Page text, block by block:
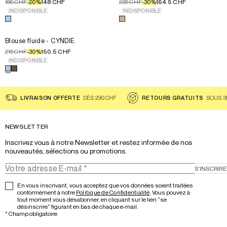
T3
T4
185 CHF-20%148 CHF
INDISPONIBLE
Choisissez une couleur pour le produit
38
40
235 CHF-30%164.5 CHF
INDISPONIBLE
Choisissez une couleur pour
Choisissez la taille pour le produit
T1
T2
T3
T4
Blouse fluide - CYNDIE
215 CHF-30%150.5 CHF
INDISPONIBLE
Choisissez une couleur pour le produit
LIVRAISON OFFERTE DÈS 290 CHF RETOURS GRATUITS SOUS
NEWSLETTER
Inscrivez vous à notre Newsletter et restez informée de nos
nouveautés, sélections ou promotions.
En vous inscrivant, vous acceptez que vos données soient traitées
conformément à notre Politique de Confidentialité. Vous pouvez à
tout moment vous désabonner, en cliquant sur le lien "se
désinscrire" figurant en bas de chaque e-mail.
S'INSCRIRE
*Champ obligatoire